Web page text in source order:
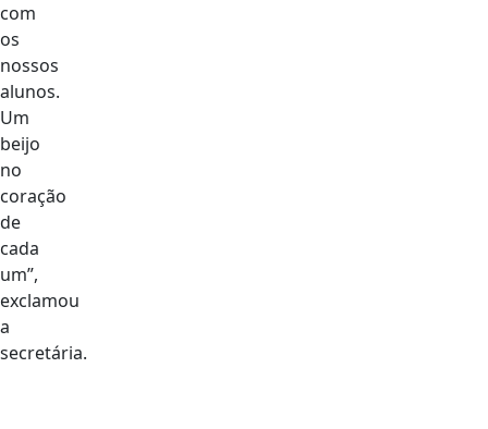
com
os
nossos
alunos.
Um
beijo
no
coração
de
cada
um”,
exclamou
a
secretária.